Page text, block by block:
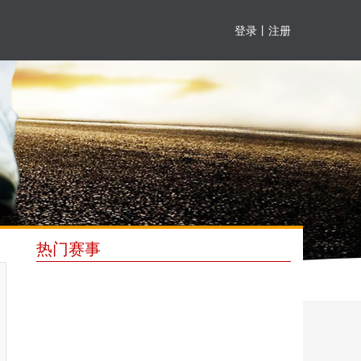
登录 注册
热门赛事